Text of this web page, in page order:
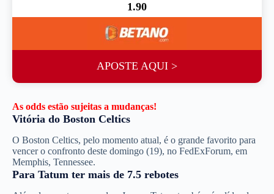
1.90
APOSTE AQUI >
As odds estão sujeitas a mudanças!
Vitória do Boston Celtics
O Boston Celtics, pelo momento atual, é o grande favorito para
vencer o confronto deste domingo (19), no FedExForum, em
Memphis, Tennessee.
Para Tatum ter mais de 7.5 rebotes